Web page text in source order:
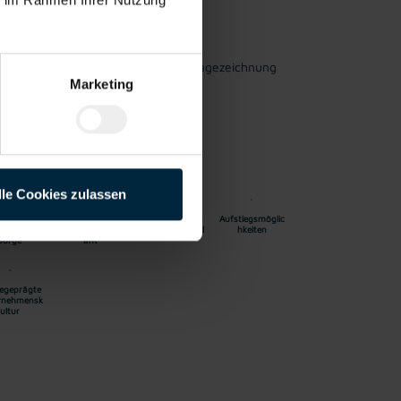
Marketing
Cookies zulassen
Schweißbaugruppen nach Montagezeichnung
und Qualitätsvorgaben
Kantine/
ant
Integration ins
Stammpersonal
Aufstiegsmöglic
hkeiten
ultur